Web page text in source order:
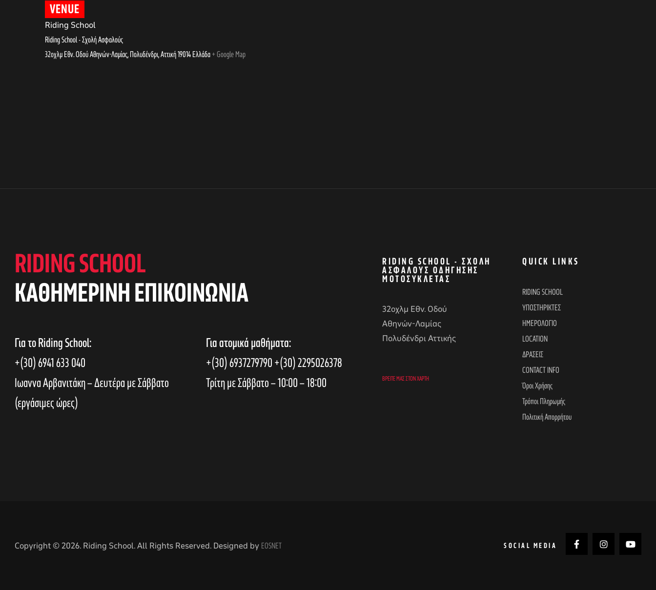
VENUE
Riding School
Riding School - Σχολή Ασφαλούς
32οχλμ Εθν. Οδού Αθηνών-Λαμίας, Πολυδένδρι,Αττική19014Ελλάδα+ Google Map
RIDING SCHOOL
KAΘΗΜΕΡΙΝΗ ΕΠΙΚΟΙΝΩΝΙΑ
Για το Riding School:
+(30) 6941 633 040
Ιωαννα Αρβανιτάκη – Δευτέρα με Σάββατο
(εργάσιμες ώρες)
Για ατομικά μαθήματα:
+(30) 6937279790+(30) 2295026378
Τρίτη με Σάββατο – 10:00 – 18:00
RIDING SCHOOL - ΣΧΟΛΉ
ΑΣΦΑΛΟΎΣ ΟΔΉΓΗΣΗΣ
ΜΟΤΟΣΥΚΛΈΤΑΣ
32οχλμ Εθν. Οδού
Αθηνών-Λαμίας
Πολυδένδρι Αττικής
ΒΡΕΊΤΕ ΜΑΣ ΣΤΟΝ ΧΆΡΤΗ
QUICK LINKS
RIDING SCHOOL
ΥΠΟΣΤΗΡΙΚΤΕΣ
ΗΜΕΡΟΛΟΓΙΟ
LOCATION
ΔΡΑΣΕΙΣ
CONTACT INFO
Όροι Χρήσης
Τρόποι Πληρωμής
Πολιτική Απορρήτου
Copyright © 2026. Riding School. All Rights Reserved. Designed by EOSNET SOCIAL MEDIA